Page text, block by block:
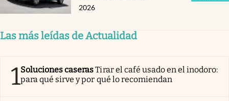
2026
Las más leídas de Actualidad
1Soluciones caserasTirar el café usado en el inodoro:
para qué sirve y por qué lo recomiendan